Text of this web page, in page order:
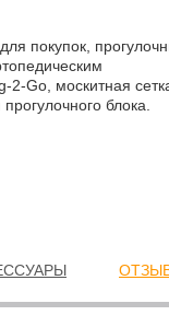
покупок,
2-Go, москитная
блока.